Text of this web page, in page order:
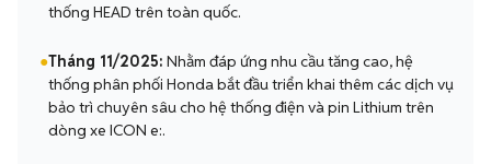
thống HEAD trên toàn quốc.
●Tháng 11/2025: Nhằm đáp ứng nhu cầu tăng cao, hệ
thống phân phối Honda bắt đầu triển khai thêm các dịch vụ
bảo trì chuyên sâu cho hệ thống điện và pin Lithium trên
dòng xe ICON e:.